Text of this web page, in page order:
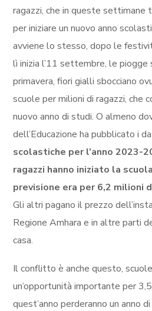
ragazzi, che in queste settimane
per iniziare un nuovo anno
avviene lo stesso, dopo le
lì inizia l’11 settembre, le piogge
primavera, fiori gialli sbocciano
scuole per milioni di ragazzi, che
nuovo anno di studi. O almeno
dell’Educazione ha pubblicato i
scolastiche per l’anno 2023-
ragazzi hanno iniziato la
previsione era per 6,2 milioni
Gli altri pagano il prezzo
Regione Amhara e in altre parti
casa.
Il conflitto è anche questo,
un’opportunità importante per
quest’anno perderanno un anno